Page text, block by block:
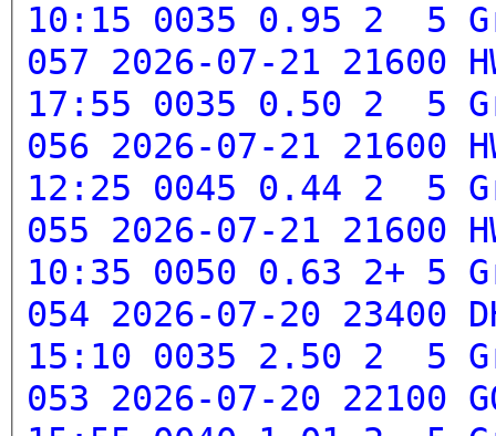
10:15 0035 0.95 2 5
057 2026-07-21 21600
17:55 0035 0.50 2 5
056 2026-07-21 21600
12:25 0045 0.44 2 5
055 2026-07-21 21600
10:35 0050 0.63 2+ 5
054 2026-07-20 23400
15:10 0035 2.50 2 5
053 2026-07-20 22100